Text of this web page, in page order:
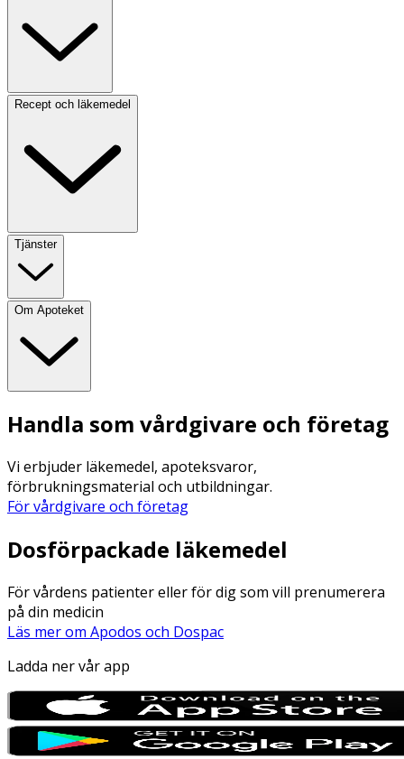
Recept och läkemedel
Tjänster
Om Apoteket
Handla som vårdgivare och företag
Vi erbjuder läkemedel, apoteksvaror,
förbrukningsmaterial och utbildningar.
För vårdgivare och företag
Dosförpackade läkemedel
För vårdens patienter eller för dig som vill prenumerera
på din medicin
Läs mer om Apodos och Dospac
Ladda ner vår app